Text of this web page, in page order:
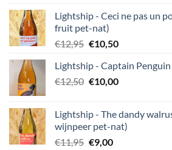
was:
€15,95.
is:
Lightship - Ceci ne pas un
fruit pet-nat)
€12,95 Oorspronkelijke
was:
€12,95.
€10,50Huidige
is:
€10,50.
Lightship - Captain Penguin
€12,50 Oorspronkelijke
€12,50.
€10,00Huidige
€10,00.
Lightship - The dandy
wijnpeer pet-nat)
€11,95 Oorspronkelijke
€9,00Huidige